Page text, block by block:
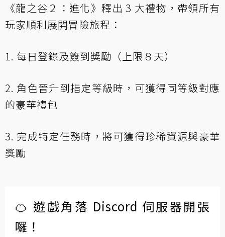
《龍之谷２：進化》釋出 3 大禮物，帶領所有
玩家順利展開冒險旅程：
1. 每日登錄及簽到獎勵（上限８天）
2. 角色晉升到指定等級時，可獲得同等級對應
的豪華禮包
3. 完成特定任務時，將可獲得珍稀資源與豪華
獎勵
🍊 遊戲角落 Discord 伺服器開張
囉！